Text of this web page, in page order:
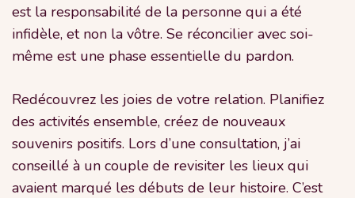
est la responsabilité de la personne qui a été
infidèle, et non la vôtre. Se réconcilier avec soi-
même est une phase essentielle du pardon.
Redécouvrez les joies de votre relation. Planifiez
des activités ensemble, créez de nouveaux
souvenirs positifs. Lors d’une consultation, j’ai
conseillé à un couple de revisiter les lieux qui
avaient marqué les débuts de leur histoire. C’est